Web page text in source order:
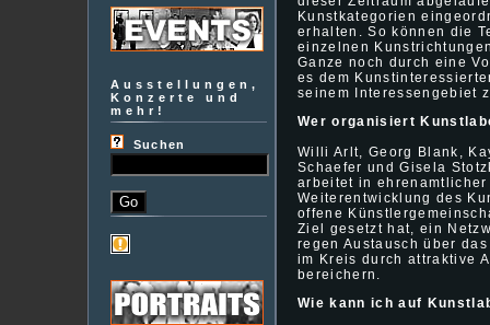
Ausstellungen,
Konzerte und
mehr!
Suchen
Kunstkategorien
erhalten. So können die
einzelnen
Ganze noch durch eine
es dem
seinem Interessengebiet
Wer organisiert
Willi Arlt, Georg Blank,
Schaefer und Gisela
arbeitet in
Weiterentwicklung des
offene
Ziel gesetzt hat, ein
regen Austausch über
im Kreis durch attraktive
bereichern.
Wie kann ich auf